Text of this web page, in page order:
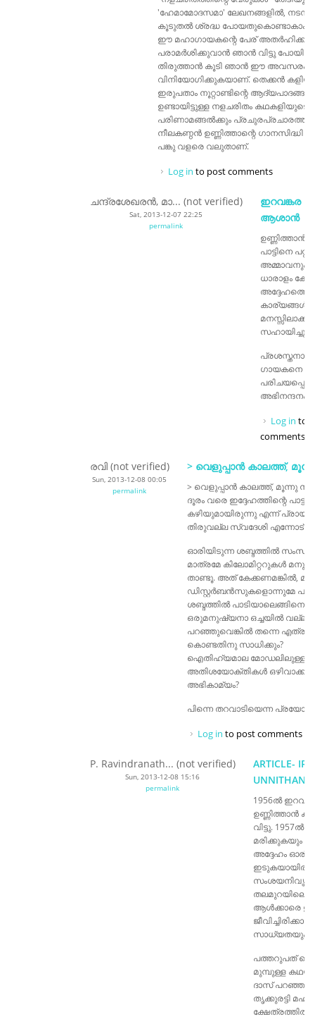
'ഹേമാമോദസമാ' ലേഖനങ്ങളിൽ,
കൂടുതൽ ശ്രദ്ധ പോയതുകൊണ്ടാകാം,
ഈ മഹാഗായകന്റെ പേര്
പരാമർശിക്കുവാൻ ഞാൻ വിട്ടു
തിരുത്താൻ കൂടി ഞാൻ ഈ അവസരം
വിനിയോഗിക്കുകയാണ്‌. തെക്കൻ
ഇരുപതാം നൂറ്റാണ്ടിന്റെ
ഉണ്ടായിട്ടുള്ള നളചരിതം കഥകളിയുടെ
പരിണാമങ്ങൽക്കും
നീലകണ്ഠൻ ഉണ്ണിത്താന്റെ ഗാനസിദ്ധി
പങ്കു വളരെ വലുതാണ്‌.
Log in to post comments
ചന്ദ്രശേഖരൻ, മാ... (not verified)
Sat, 2013-12-07 22:25
permalink
ഇറവങ്കര
ആശാൻ
ഉണ്ണിത്താൻ
പാട്ടിനെ
അമ്മാവനും
ധാരാളം
അദ്ദേഹത്തെ
കാര്യങ്ങൾ
സഹായിച്ചു.
ഗായകനെ
അഭിനന്ദനം
Log in to
comments
രവി (not verified)
Sun, 2013-12-08 00:05
permalink
> വെളുപ്പാൻ കാലത്ത്,
> വെളുപ്പാൻ കാലത്ത്, മൂന്നു നാല്
ദൂരം വരെ ഇദ്ദേഹത്തിന്റെ പാട്ട്
കഴിയുമായിരുന്നു എന്ന്
തിരുവല്ല സ്വദേശി എന്നോട്
ഓരിയിടുന്ന ശബ്ദത്തിൽ
മാത്രമേ കിലോമിറ്ററുകൾ
താണ്ടൂ. അത് കേക്കണമങ്കിൽ, മറ്റ്
ഡിസ്റ്റർബൻസുകളൊന്നുമേ
ശബ്ദത്തിൽ
ഒരുമനുഷ്യനാ ഒച്ചയിൽ
പറഞ്ഞുവെങ്കിൽ തന്നെ എത്ര
കൊണ്ടതിനു സാധിക്കും?
ഐതിഹ്യമാല മോഡലിലുള്ള
അതിശയോക്തികൾ
അഭികാമ്യം?
പിന്നെ തറവാടിയെന്ന
Log in to post comments
P. Ravindranath... (not verified)
Sun, 2013-12-08 15:16
permalink
ARTICLE-
UNNITHAN.
1956ൽ
ഉണ്ണിത്താൻ
വിട്ടു.
മരിക്കുകയും
അദ്ദേഹം ഓരി
തലമുറയിലെ
ആൾക്കാരെ
ജീവിച്ചിരിക്കാൻ
സാധ്യതയും
പത്തറുപത്
മുമ്പുള്ള
ദാസ് പറഞ്ഞത്.
തൃക്കുരട്ടി
ക്ഷേത്രത്തിൽ